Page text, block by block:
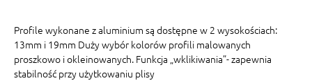
Profile wykonane z aluminium są dostępne w 2 wysokościach:
13mm i 19mm Duży wybór kolorów profili malowanych
proszkowo i okleinowanych. Funkcja „wklikiwania”- zapewnia
stabilność przy użytkowaniu plisy